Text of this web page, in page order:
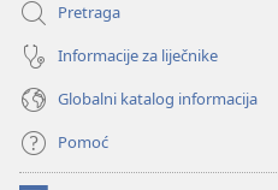
Pretraga
Informacije za liječnike
Globalni katalog informacija
Pomoć